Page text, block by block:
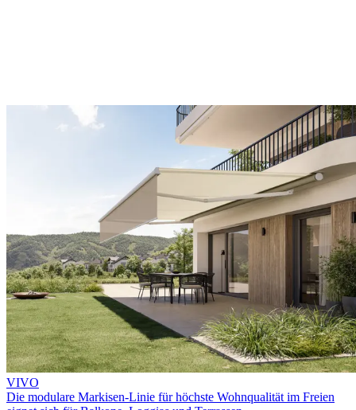
VIVO
Die modulare Markisen-Linie für höchste Wohnqualität im Freien